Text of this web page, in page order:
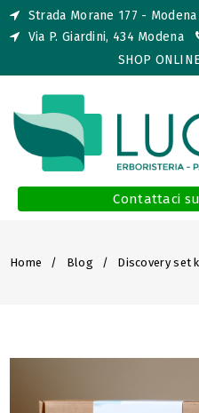
Strada Morane 177 - Modena
Via P. Giardini, 434 Modena
SHOP
Contattaci
Home Blog Discovery set